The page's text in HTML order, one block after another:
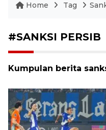
Home Tag
#SANKSI PERSIB
Kumpulan berita